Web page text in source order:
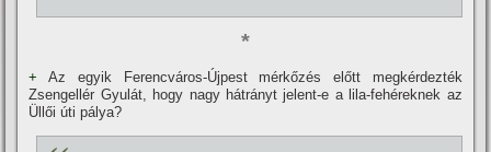
*
+Az egyik Ferencváros-Újpest mérkőzés előtt megkérdezték
Zsengellér Gyulát, hogy nagy hátrányt jelent-e a lila-fehéreknek az
Üllői úti pálya?